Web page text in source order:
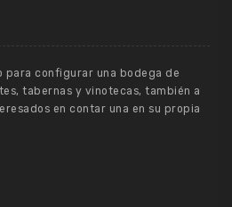
para configurar una bodega de
tabernas y vinotecas, también a
en contar una en su propia